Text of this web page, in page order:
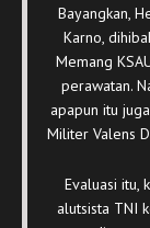
Bayangkan,
Karno,
Memang
perawatan.
apapun itu
Militer Valens
‎Evaluasi itu,
alutsista TNI